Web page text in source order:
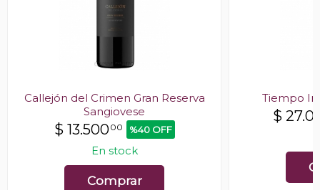
Callejón del Crimen Gran Reserva
Sangiovese
$ 13.50000 %40 OFF
En stock
Comprar
Tiempo
$